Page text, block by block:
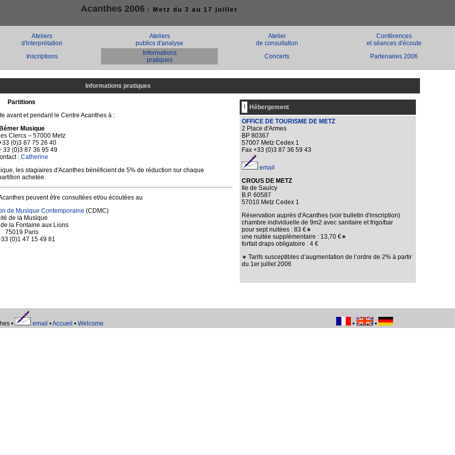
Acanthes 2006 : Metz du 3 au 17 juillet
Ateliers
d'interprétation
Ateliers
publics d'analyse
Atelier
de consultation
Conférences
et séances d'écoute
Inscriptions
Informations
pratiques
Concerts Partenaires 2006
Informations pratiques
Partitions
avant et pendant le Centre Acanthes à :
Bémer Musique
Clercs – 57000 Metz
(0)3 87 75 26 40
33 (0)3 87 36 95 49
: Catherine
les stagiaires d'Acanthes bénéficient de 5% de réduction sur chaque
achetée.
peuvent être consultées et/ou écoutées au
de Musique Contemporaine (CDMC)
de la Musique
la Fontaine aux Lions
75019 Paris
(0)1 47 15 49 81
!
Hébergement
OFFICE DE TOURISME DE METZ
2 Place d'Armes
BP 80367
57007 Metz Cedex 1
Fax +33 (0)3 87 36 59 43
email
CROUS DE METZ
Ile de Saulcy
B.P. 60587
57010 Metz Cedex 1
Réservation auprès d'Acanthes (voir bulletin d'inscription)
chambre individuelle de 9m2 avec sanitaire et frigo/bar
pour sept nuitées : 83 €∗
une nuitée supplémentaire : 13,70 €∗
forfait draps obligatoire : 4 €
∗ Tarifs susceptibles d’augmentation de l’ordre de 2% à partir
du 1er juillet 2006
• email •Accueil • Welcome • •